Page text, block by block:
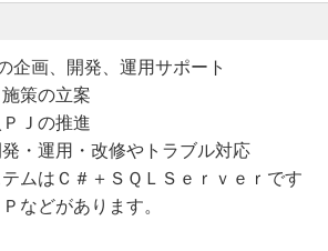
企画、開発、運用サポート
策の立案
Ｊの推進
・運用・改修やトラブル対応
ムはＣ＃＋ＳＱＬＳｅｒｖｅｒです
などがあります。